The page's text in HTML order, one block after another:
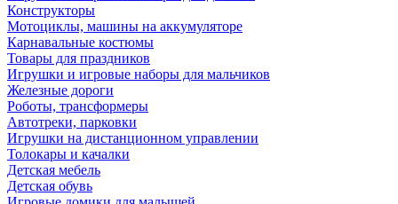
Конструкторы
Мотоциклы, машины на аккумуляторе
Карнавальные костюмы
Товары для праздников
Игрушки и игровые наборы для мальчиков
Железные дороги
Роботы, трансформеры
Автотреки, парковки
Игрушки на дистанционном управлении
Толокары и качалки
Детская мебель
Детская обувь